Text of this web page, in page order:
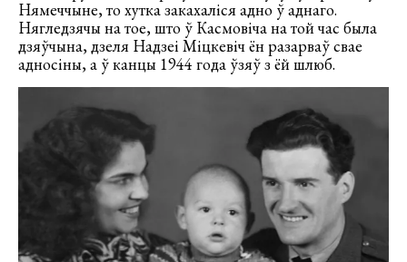
Нямеччыне, то хутка закахаліся адно ў аднаго.
Нягледзячы на тое, што ў Касмовіча на той час была
дзяўчына, дзеля Надзеі Міцкевіч ён разарваў свае
адносіны, а ў канцы 1944 года ўзяў з ёй шлюб.